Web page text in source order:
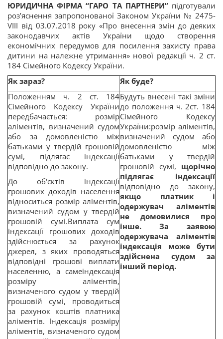
ЮРИДИЧНА ФІРМА “ГАРО ТА ПАРТНЕРИ”підготували
роз’яснення запропонованої Законом України № 2475-
VIII від 03.07.2018 року «Про внесення змін до деяких
законодавчих актів України щодо створення
економічних передумов для посилення захисту права
дитини на належне утримання» нової редакції ч. 2 ст.
184 Сімейного Кодексу України.
Як зараз?
Як буде?
Положенням ч. 2 ст. 184
Сімейного Кодексу України
передбачається: розмір
аліментів, визначений судом
або за домовленістю між
батьками у твердій грошовій
сумі, підлягає індексації
відповідно до закону.
До об'єктів індексації
грошових доходів населення
відноситься розмір аліментів,
визначений судом у твердій
грошовій сумі.Виплата сум
індексації грошових доходів
здійснюється за рахунок
джерел, з яких проводяться
відповідні грошові виплати
населенню, а самеіндексація
розміру аліментів,
визначеного судом у твердій
грошовій сумі, проводиться
за рахунок коштів платника
аліментів. Індексація розміру
аліментів, визначеного судом
Будуть внесені такі зміни
до положення ч. 2ст. 184
Сімейного Кодексу
України:розмір аліментів,
визначений судом або
домовленістю між
батьками у твердій
грошовій сумі, щорічно
підлягає індексації
відповідно до закону,
якщо платник і
одержувач аліментів
не домовилися про
інше. За заявою
одержувача аліментів
індексація може бути
здійснена судом за
інший період.